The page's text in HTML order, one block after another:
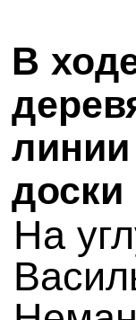
В
доски
На